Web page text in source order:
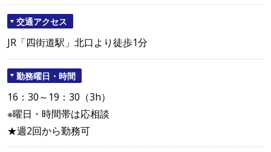
交通アクセス
JR「四街道駅」北口より徒歩1分
勤務曜日・時間
16：30～19：30（3h）
※曜日・時間帯は応相談
★週2回から勤務可